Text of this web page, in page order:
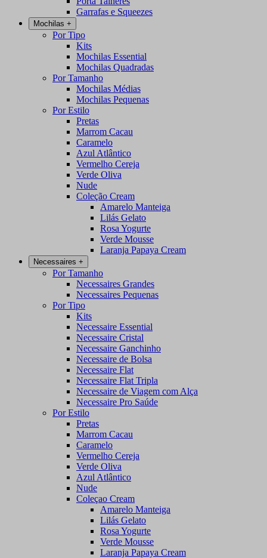
Garrafas e Squeezes
Mochilas +
Por Tipo
Kits
Mochilas Essential
Mochilas Quadradas
Por Tamanho
Mochilas Médias
Mochilas Pequenas
Por Estilo
Pretas
Marrom Cacau
Caramelo
Azul Atlântico
Vermelho Cereja
Verde Oliva
Nude
Coleção Cream
Amarelo Manteiga
Lilás Gelato
Rosa Yogurte
Verde Mousse
Laranja Papaya Cream
Necessaires +
Por Tamanho
Necessaires Grandes
Necessaires Pequenas
Por Tipo
Kits
Necessaire Essential
Necessaire Cristal
Necessaire Ganchinho
Necessaire de Bolsa
Necessaire Flat
Necessaire Flat Tripla
Necessaire de Viagem com Alça
Necessaire Pro Saúde
Por Estilo
Pretas
Marrom Cacau
Caramelo
Vermelho Cereja
Verde Oliva
Azul Atlântico
Nude
Coleçao Cream
Amarelo Manteiga
Lilás Gelato
Rosa Yogurte
Verde Mousse
Laranja Papaya Cream